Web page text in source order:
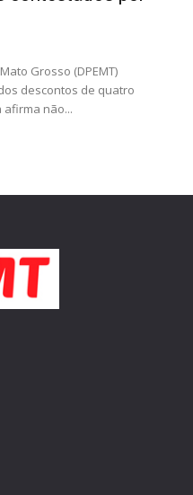
Grosso (DPEMT)
descontos de quatro
não...